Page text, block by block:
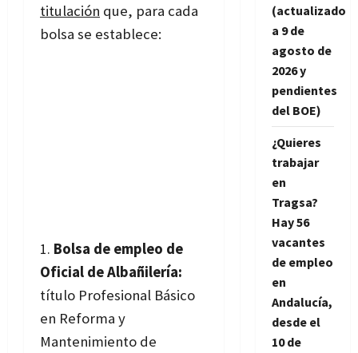
titulación que, para cada
bolsa se establece:
Bolsa de empleo de
Oficial de Albañilería:
título Profesional Básico
en Reforma y
Mantenimiento de
(actualizado
a 9 de
agosto de
2026 y
pendientes
del BOE)
¿Quieres
trabajar
en
Tragsa?
Hay 56
vacantes
de empleo
en
Andalucía,
desde el
10 de